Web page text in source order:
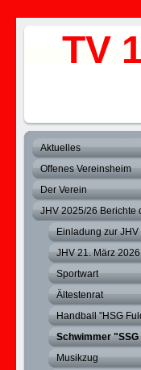
TV
Aktuelles
Offenes Vereinsheim
Der Verein
JHV 2025/26 Berichte
Einladung zur
JHV 21. März 2026
Sportwart
Ältestenrat
Handball "HSG
Schwimmer
Musikzug